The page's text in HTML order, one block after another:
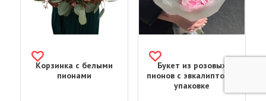
Корзинка с белыми
пионами
Букет из розовых
пионов с эвкалиптом в
упаковке